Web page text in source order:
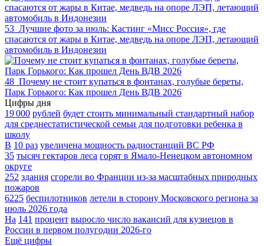
53 Лучшие фото за июль: Кастинг «Мисс Россия», где
спасаются от жары в Китае, медведь на опоре ЛЭП, летающий
автомобиль в Индонезии
48 Почему не стоит купаться в фонтанах, голубые береты,
Парк Горького: Как прошел День ВДВ 2026
Цифры дня
19 000 рублей будет стоить минимальный стандартный набор
для среднестатистической семьи для подготовки ребенка в
школу
В 10 раз увеличена мощность радиостанций ВС РФ
35 тысяч гектаров леса горят в Ямало-Ненецком автономном
округе
252 здания сгорели во Франции из-за масштабных природных
пожаров
6225 беспилотников летели в сторону Московского региона за
июль 2026 года
На 141 процент выросло число вакансий для кузнецов в
России в первом полугодии 2026-го
Ещё цифры